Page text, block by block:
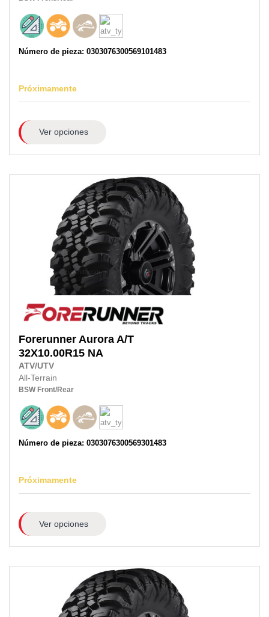
Número de pieza: 0303076300569101483
Próximamente
Ver opciones
Forerunner Aurora A/T
32X10.00R15 NA
ATV/UTV
All-Terrain
BSW Front/Rear
Número de pieza: 0303076300569301483
Próximamente
Ver opciones